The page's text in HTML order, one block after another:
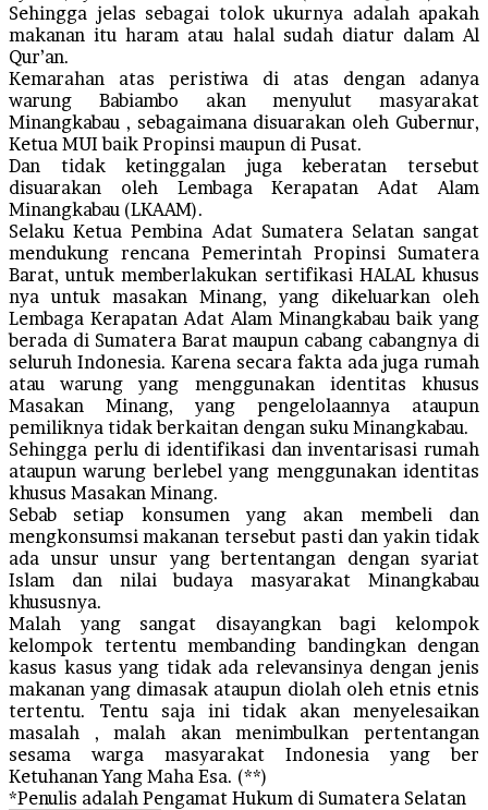
Sehingga jelas sebagai tolok ukurnya adalah apakah
makanan itu haram atau halal sudah diatur dalam Al
Qur’an.
Kemarahan atas peristiwa di atas dengan adanya
warung Babiambo akan menyulut masyarakat
Minangkabau , sebagaimana disuarakan oleh Gubernur,
Ketua MUI baik Propinsi maupun di Pusat.
Dan tidak ketinggalan juga keberatan tersebut
disuarakan oleh Lembaga Kerapatan Adat Alam
Minangkabau (LKAAM).
Selaku Ketua Pembina Adat Sumatera Selatan sangat
mendukung rencana Pemerintah Propinsi Sumatera
Barat, untuk memberlakukan sertifikasi HALAL khusus
nya untuk masakan Minang, yang dikeluarkan oleh
Lembaga Kerapatan Adat Alam Minangkabau baik yang
berada di Sumatera Barat maupun cabang cabangnya di
seluruh Indonesia. Karena secara fakta ada juga rumah
atau warung yang menggunakan identitas khusus
Masakan Minang, yang pengelolaannya ataupun
pemiliknya tidak berkaitan dengan suku Minangkabau.
Sehingga perlu di identifikasi dan inventarisasi rumah
ataupun warung berlebel yang menggunakan identitas
khusus Masakan Minang.
Sebab setiap konsumen yang akan membeli dan
mengkonsumsi makanan tersebut pasti dan yakin tidak
ada unsur unsur yang bertentangan dengan syariat
Islam dan nilai budaya masyarakat Minangkabau
khususnya.
Malah yang sangat disayangkan bagi kelompok
kelompok tertentu membanding bandingkan dengan
kasus kasus yang tidak ada relevansinya dengan jenis
makanan yang dimasak ataupun diolah oleh etnis etnis
tertentu. Tentu saja ini tidak akan menyelesaikan
masalah , malah akan menimbulkan pertentangan
sesama warga masyarakat Indonesia yang ber
Ketuhanan Yang Maha Esa. (**)
*Penulis adalah Pengamat Hukum di Sumatera Selatan